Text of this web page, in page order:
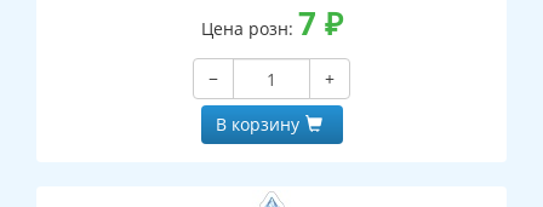
Цена розн: 7 ₽
−
+
В корзину